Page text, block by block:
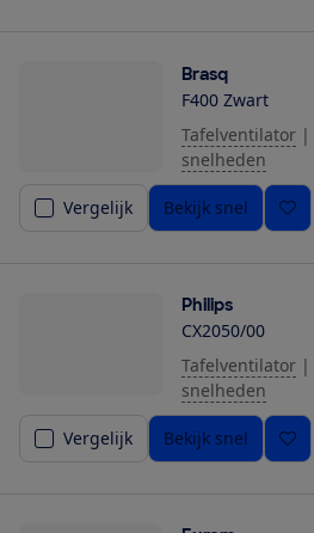
Brasq
F400 Zwart
Tafelventilator |
snelheden
Vergelijk Bekijk snel
Philips
CX2050/00
Tafelventilator |
snelheden
Vergelijk Bekijk snel